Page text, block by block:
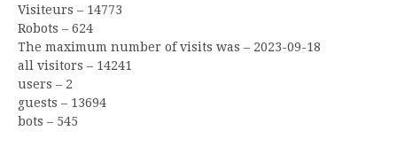
Visiteurs – 14773
Robots – 624
The maximum number of visits was – 2023-09-18
all visitors – 14241
users – 2
guests – 13694
bots – 545